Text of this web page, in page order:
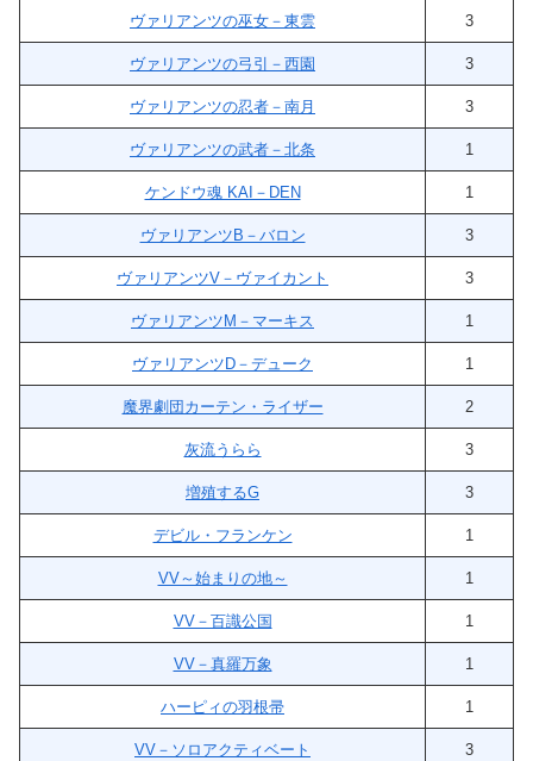
ヴァリアンツの巫女－東雲 3
ヴァリアンツの弓引－西園 3
ヴァリアンツの忍者－南月 3
ヴァリアンツの武者－北条 1
ケンドウ魂 KAI－DEN 1
ヴァリアンツB－バロン 3
ヴァリアンツV－ヴァイカント 3
ヴァリアンツM－マーキス 1
ヴァリアンツD－デューク 1
魔界劇団カーテン・ライザー 2
灰流うらら 3
増殖するG 3
デビル・フランケン 1
VV～始まりの地～ 1
VV－百識公国 1
VV－真羅万象 1
ハーピィの羽根帚 1
VV－ソロアクティベート 3